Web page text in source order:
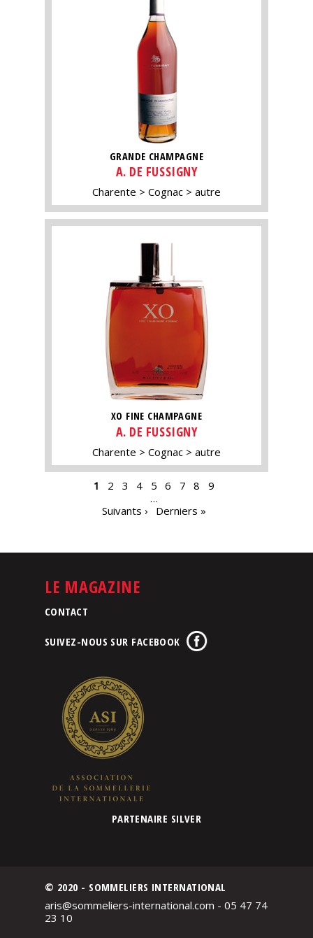
GRANDE CHAMPAGNE
A. DE FUSSIGNY
Charente Cognac autre
XO FINE CHAMPAGNE
A. DE FUSSIGNY
Charente Cognac autre
1 2 3 4 5 6 7 8
9
…
Suivants ›
Derniers »
LE MAGAZINE
CONTACT
SUIVEZ-NOUS SUR FACEBOOK
PARTENAIRE SILVER
© 2020 - SOMMELIERS INTERNATIONAL
aris@sommeliers-international.com - 05 47 74
23 10